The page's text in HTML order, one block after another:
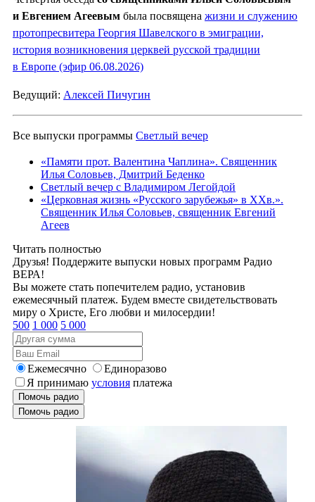
и Евгением Агеевым была посвящена жизни и служению
протопресвитера Георгия Шавелского в эмиграции,
история возникновения церквей русской традиции
в Европе (эфир 06.08.2026)
Ведущий: Алексей Пичугин
Все выпуски программы Светлый вечер
«Памяти прот. Валентина Чаплина». Священник
Илья Соловьев, Дмитрий Беденко
Светлый вечер с Владимиром Легойдой
«Церковная жизнь «Русского зарубежья» в ХХв.».
Священник Илья Соловьев, священник Евгений
Агеев
Читать полностью
Друзья! Поддержите выпуски новых программ Радио
ВЕРА!
Вы можете стать попечителем радио, установив
ежемесячный платеж. Будем вместе свидетельствовать
миру о Христе, Его любви и милосердии!
500 1 000 5 000
Ежемесячно
Единоразово
Я принимаю условия платежа
Помочь радио
Помочь радио